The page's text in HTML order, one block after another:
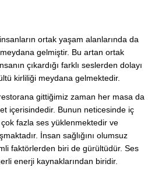
ortak yaşam alanlarında da
gelmiştir. Bu artan ortak
çıkardığı farklı seslerden dolayı
kirliliği meydana gelmektedir.
gittiğimiz zaman her masa da
içerisindedir. Bunun neticesinde iç
fazla ses yüklenmektedir ve
İnsan sağlığını olumsuz
faktörlerden biri de gürültüdür. Ses
enerji kaynaklarından biridir.